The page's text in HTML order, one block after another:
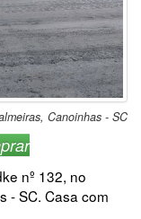
Canoinhas - SC
nº 132, no
- SC. Casa com